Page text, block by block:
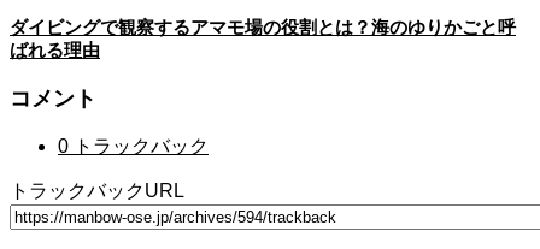
ダイビングで観察するアマモ場の役割とは？海のゆりかごと呼
ばれる理由
コメント
0 トラックバック
トラックバックURL